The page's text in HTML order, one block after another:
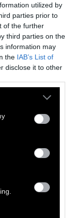
utilized by
parties prior to
of the further
third parties on the
information may
the IAB’s List of
disclose it to other
Οικονομίδης,
και
Κυκλάδες,
Η